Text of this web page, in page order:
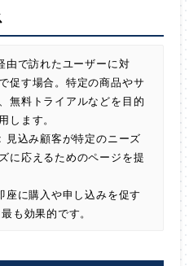
由で訪れたユーザーに対
促す場合。特定の商品やサ
無料トライアルなどを目的
します。
: 見込み顧客が特定のニーズ
に応えるためのページを提
座に購入や申し込みを促す
も効果的です。